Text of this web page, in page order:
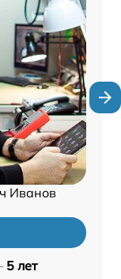
Иванов
5 лет